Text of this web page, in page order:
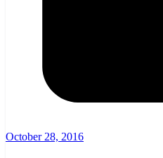
October 28, 2016